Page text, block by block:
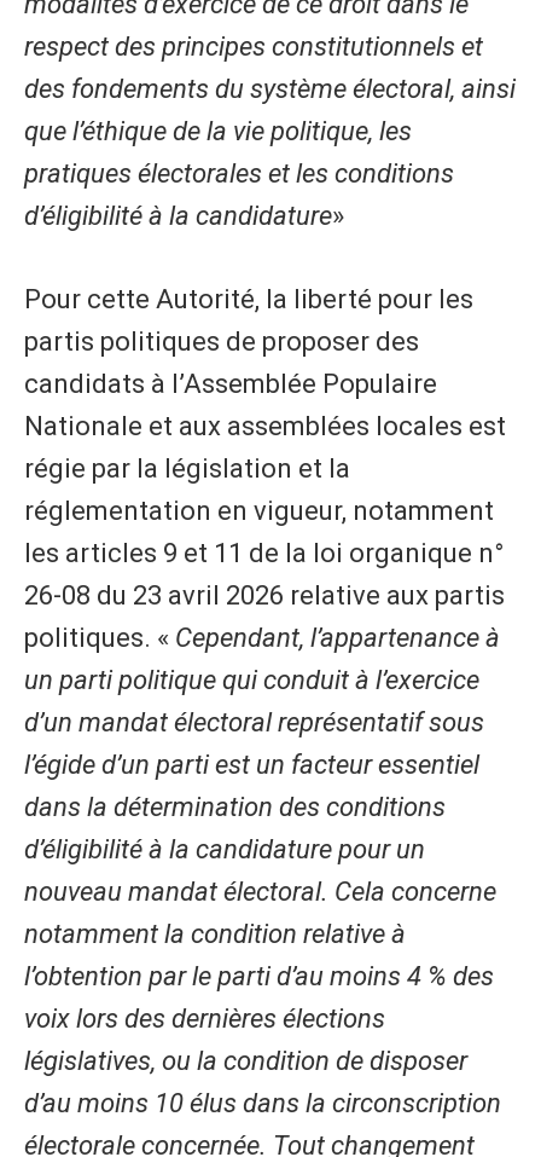
respect des principes constitutionnels et
des fondements du système électoral, ainsi
que l’éthique de la vie politique, les
pratiques électorales et les conditions
d’éligibilité à la candidature»
Pour cette Autorité, la liberté pour les
partis politiques de proposer des
candidats à l’Assemblée Populaire
Nationale et aux assemblées locales est
régie par la législation et la
réglementation en vigueur, notamment
les articles 9 et 11 de la loi organique n°
26-08 du 23 avril 2026 relative aux partis
politiques. « Cependant, l’appartenance à
un parti politique qui conduit à l’exercice
d’un mandat électoral représentatif sous
l’égide d’un parti est un facteur essentiel
dans la détermination des conditions
d’éligibilité à la candidature pour un
nouveau mandat électoral. Cela concerne
notamment la condition relative à
l’obtention par le parti d’au moins 4 % des
voix lors des dernières élections
législatives, ou la condition de disposer
d’au moins 10 élus dans la circonscription
électorale concernée. Tout changement